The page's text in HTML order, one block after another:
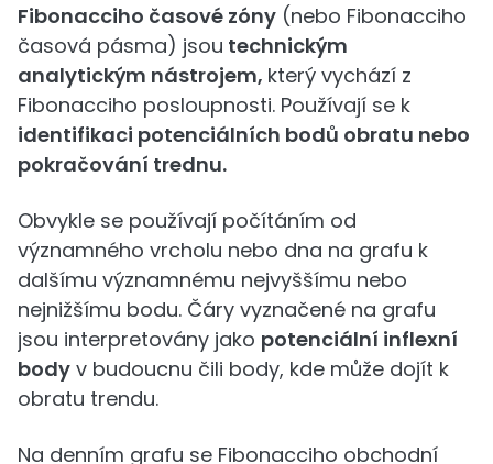
Fibonacciho časové zóny (nebo Fibonacciho
časová pásma) jsou technickým
analytickým nástrojem, který vychází z
Fibonacciho posloupnosti. Používají se k
identifikaci potenciálních bodů obratu nebo
pokračování trednu.
Obvykle se používají počítáním od
významného vrcholu nebo dna na grafu k
dalšímu významnému nejvyššímu nebo
nejnižšímu bodu. Čáry vyznačené na grafu
jsou interpretovány jako potenciální inflexní
body v budoucnu čili body, kde může dojít k
obratu trendu.
Na denním grafu se Fibonacciho obchodní